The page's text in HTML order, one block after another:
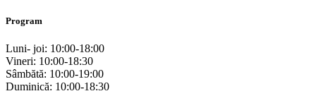
Program
Luni- joi: 10:00-18:00
Vineri: 10:00-18:30
Sâmbătă: 10:00-19:00
Duminică: 10:00-18:30